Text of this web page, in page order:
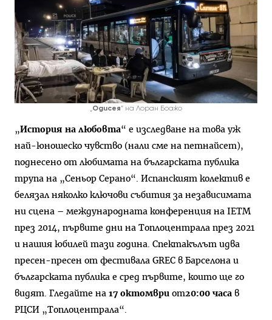
„Одисея“ на Лоран Боажо
„История на любовта“ е изследване на това уж
най-юношеско чувство (нали сме на петнайсет),
поднесено от любимата на българската публика
трупа на „Сеньор Серано“. Испанският колектив е
белязал няколко ключови събития за независимата
ни сцена – международната конференция на IETM
през 2014, първите дни на Топлоцентрала през 2021
и нашия юбилей тази година. Спектакълът идва
пресен-пресен от фестивала GREC в Барселона и
българската публика е сред първите, които ще го
видят. Гледайте на 17 октомври от20:00 часа в
РЦСИ „Топлоцентрала“.